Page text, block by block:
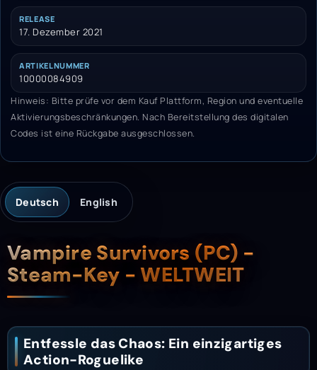
RELEASE
17. Dezember 2021
ARTIKELNUMMER
10000084909
Hinweis: Bitte prüfe vor dem Kauf Plattform, Region und eventuelle
Aktivierungsbeschränkungen. Nach Bereitstellung des digitalen
Codes ist eine Rückgabe ausgeschlossen.
Deutsch English
Beschreibung
Vampire Survivors (PC) -
Steam-Key - WELTWEIT
Entfessle das Chaos: Ein einzigartiges
Action-Roguelike